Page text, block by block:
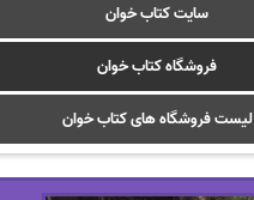
سایت کتاب خوان
فروشگاه کتاب خوان
لیست فروشگاه های کتاب خوان